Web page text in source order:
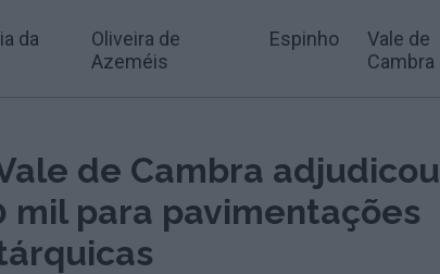
da
Oliveira de
Azeméis
Espinho
Vale de
Cambra
de Cambra adjudicou
mil para pavimentações